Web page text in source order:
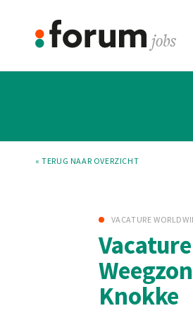
« TERUG NAAR OVERZICHT
VACATURE
Knokke